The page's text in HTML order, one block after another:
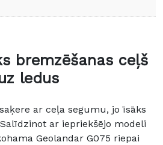
bremzēšanas ceļš
ledus
ar ceļa segumu, jo īsāks
ar iepriekšējo modeli
Geolandar G075 riepai